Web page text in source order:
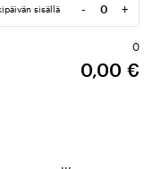
sisällä -
Määrä
+
0
0,00 €